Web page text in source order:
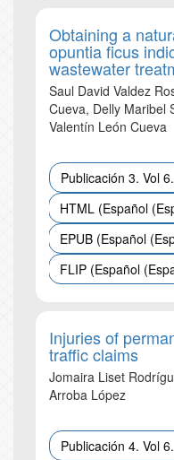
Obtaining a
opuntia ficus
wastewater
Saul David Valdez
Cueva, Delly Maribel
Valentín León Cueva
Publicación 3. Vol
HTML (Español
EPUB (Español
FLIP (Español
Injuries of
traffic claims
Jomaira Liset
Arroba López
Publicación 4. Vol